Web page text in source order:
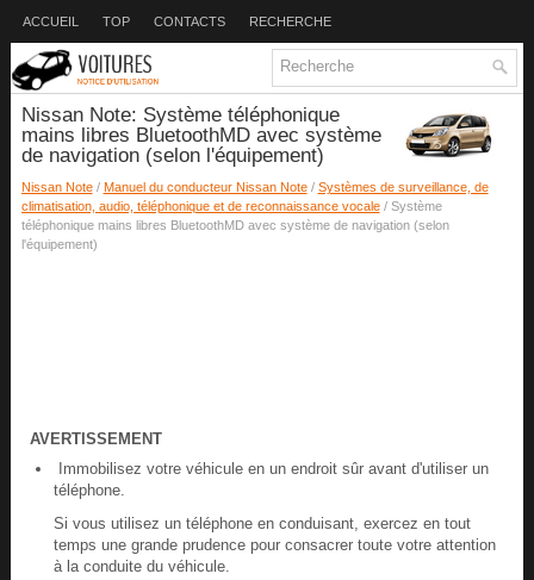
ACCUEIL TOP CONTACTS RECHERCHE
Nissan Note: Système téléphonique
mains libres BluetoothMD avec système
de navigation (selon l'équipement)
Nissan Note/ Manuel du conducteur Nissan Note/ Systèmes de surveillance, de
climatisation, audio, téléphonique et de reconnaissance vocale/ Système
téléphonique mains libres BluetoothMD avec système de navigation (selon
l'équipement)
AVERTISSEMENT
Immobilisez votre véhicule en un endroit sûr avant d'utiliser un
téléphone.
Si vous utilisez un téléphone en conduisant, exercez en tout
temps une grande prudence pour consacrer toute votre attention
à la conduite du véhicule.